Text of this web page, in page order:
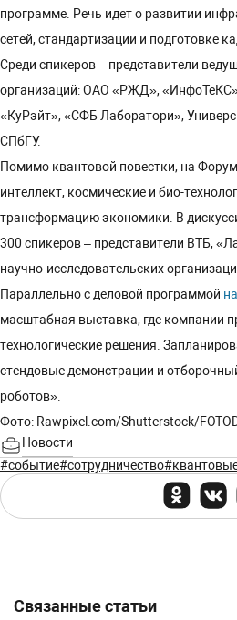
программе. Речь идет о развитии
сетей, стандартизации и подготовке
Среди спикеров – представители
организаций: ОАО «РЖД»,
«КуРэйт», «СФБ Лаборатори»,
СПбГУ.
Помимо квантовой повестки, на
интеллект, космические и био-
трансформацию экономики. В
300 спикеров – представители ВТБ,
научно-исследовательских
Параллельно с деловой программой
масштабная выставка, где компании
технологические решения.
стендовые демонстрации и
роботов».
Фото: Rawpixel.com/Shutterstock/
Новости
#событие#сотрудничество
Связанные статьи